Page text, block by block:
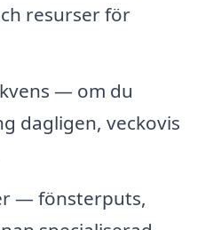
resurser för
— om du
dagligen, veckovis
— fönsterputs,